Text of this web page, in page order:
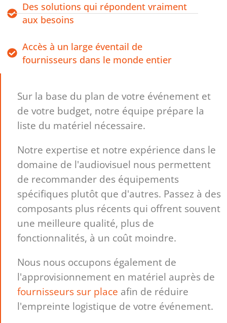
Sur la base du plan de votre événement et
de votre budget, notre équipe prépare la
liste du matériel nécessaire.
Notre expertise et notre expérience dans le
domaine de l'audiovisuel nous permettent
de recommander des équipements
spécifiques plutôt que d'autres. Passez à des
composants plus récents qui offrent souvent
une meilleure qualité, plus de
fonctionnalités, à un coût moindre.
Nous nous occupons également de
l'approvisionnement en matériel auprès de
fournisseurs sur place afin de réduire
l'empreinte logistique de votre événement.
Des solutions qui répondent vraiment
aux besoins
Accès à un large éventail de
fournisseurs dans le monde entier